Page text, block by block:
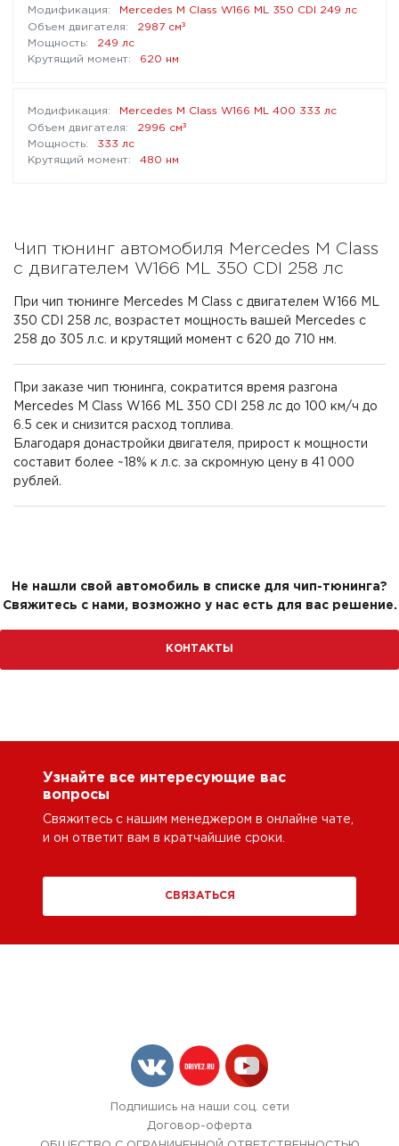
Mercedes M Class W166 ML 350 CDI 249 лс
2987 см³
249 лс
620 нм
Mercedes M Class W166 ML 400 333 лс
2996 см³
333 лс
480 нм
Чип тюнинг автомобиля Mercedes M Class
с двигателем W166 ML 350 CDI 258 лс
При чип тюнинге Mercedes M Class с двигателем W166 ML
350 CDI 258 лс, возрастет мощность вашей Mercedes с
258 до 305 л.с. и крутящий момент с 620 до 710 нм.
При заказе чип тюнинга, сократится время разгона
Mercedes M Class W166 ML 350 CDI 258 лс до 100 км/ч до
6.5 сек и снизится расход топлива.
Благодаря донастройки двигателя, прирост к мощности
составит более ~18% к л.с. за скромную цену в 41 000
рублей.
Не нашли свой автомобиль в списке для чип-тюнинга?
Свяжитесь с нами, возможно у нас есть для вас решение.
КОНТАКТЫ
Узнайте все интересующие вас
вопросы
Свяжитесь с нашим менеджером в онлайне чате,
и он ответит вам в кратчайшие сроки.
СВЯЗАТЬСЯ
Подпишись на наши соц. сети
Договор-оферта